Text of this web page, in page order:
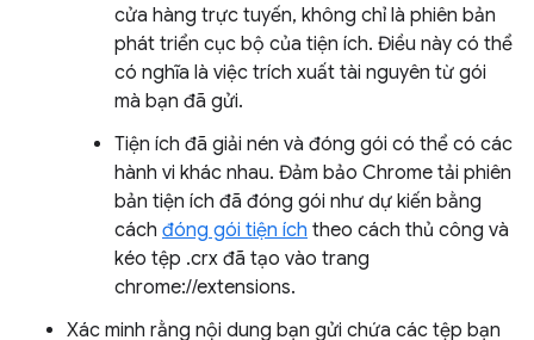
cửa hàng trực tuyến, không chỉ là phiên bản
phát triển cục bộ của tiện ích. Điều này có thể
có nghĩa là việc trích xuất tài nguyên từ gói
mà bạn đã gửi.
Tiện ích đã giải nén và đóng gói có thể có các
hành vi khác nhau. Đảm bảo Chrome tải phiên
bản tiện ích đã đóng gói như dự kiến bằng
cách đóng gói tiện ích theo cách thủ công và
kéo tệp .crx đã tạo vào trang
chrome://extensions.
Xác minh rằng nội dung bạn gửi chứa các tệp bạn